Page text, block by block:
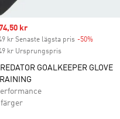
price
kr
kr Senaste lägsta pris -50%
kr Ursprungspris
GOALKEEPER GLOVE
färger